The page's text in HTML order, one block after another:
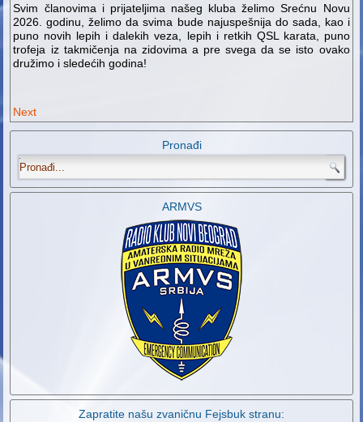
Svim članovima i prijateljima našeg kluba želimo Srećnu Novu
2026. godinu, želimo da svima bude najuspešnija do sada, kao i
puno novih lepih i dalekih veza, lepih i retkih QSL karata, puno
trofeja iz takmičenja na zidovima a pre svega da se isto ovako
družimo i sledećih godina!
Next
Pronađi
.
ARMVS
Zapratite našu zvaničnu Fejsbuk stranu: